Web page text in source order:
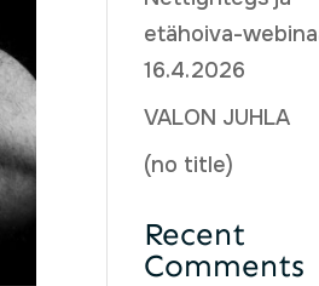
etähoiva-
16.4.2026
VALON JUHLA
(no title)
Recent
Comments